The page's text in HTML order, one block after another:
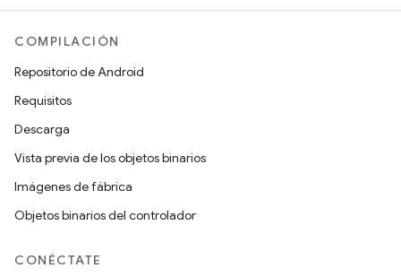
COMPILACIÓN
Repositorio de Android
Requisitos
Descarga
Vista previa de los objetos binarios
Imágenes de fábrica
Objetos binarios del controlador
CONÉCTATE